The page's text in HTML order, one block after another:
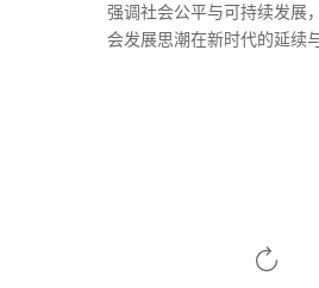
强调社会公平与可持续发展
会发展思潮在新时代的延续